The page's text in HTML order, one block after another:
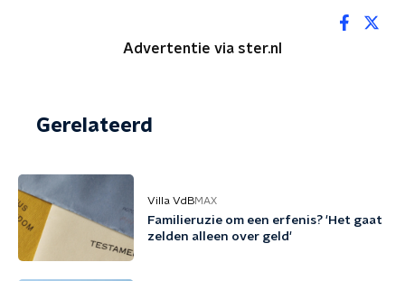
Advertentie via ster.nl
Gerelateerd
Villa VdBMAX
Familieruzie om een erfenis? 'Het gaat
zelden alleen over geld'